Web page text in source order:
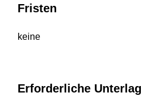
Fristen
keine
Erforderliche